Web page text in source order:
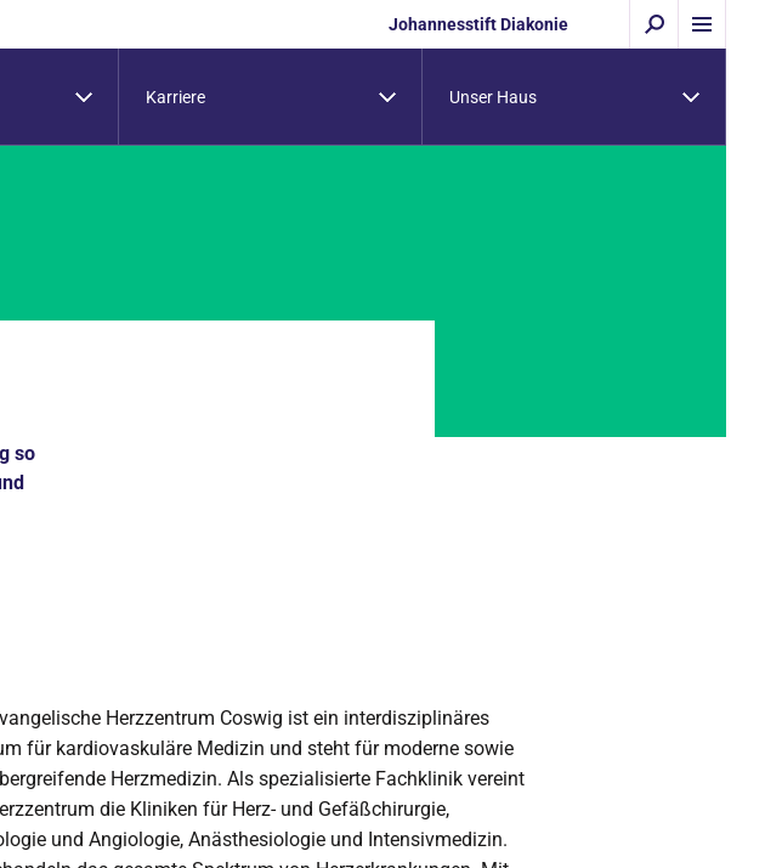
Johannesstift Diakonie
Karriere Unser Haus
so
Herzzentrum Coswig ist ein interdisziplinäres
für kardiovaskuläre Medizin und steht für moderne sowie
Herzmedizin. Als spezialisierte Fachklinik vereint
die Kliniken für Herz- und Gefäßchirurgie,
und Angiologie, Anästhesiologie und Intensivmedizin.